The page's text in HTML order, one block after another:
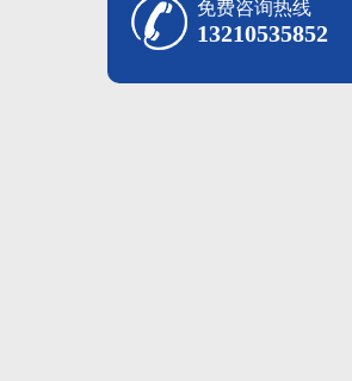
免费咨询热线
13210535852